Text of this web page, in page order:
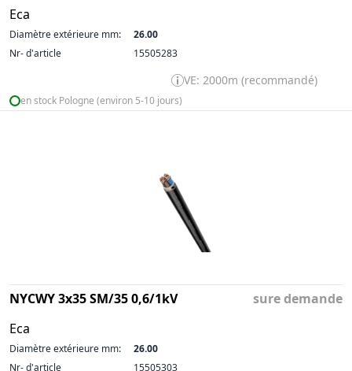
Eca
Diamètre extérieure mm:
26.00
Nr- d'article
15505283
VE: 2000m (recommandé)
en stock Pologne (environ 5-10 jours)
NYCWY 3x35 SM/35 0,6/1kV
Eca
sure demande
Diamètre extérieure mm:
26.00
Nr- d'article
15505303